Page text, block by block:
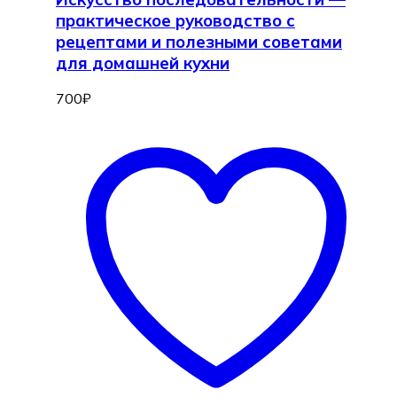
практическое руководство с
рецептами и полезными советами
для домашней кухни
700₽